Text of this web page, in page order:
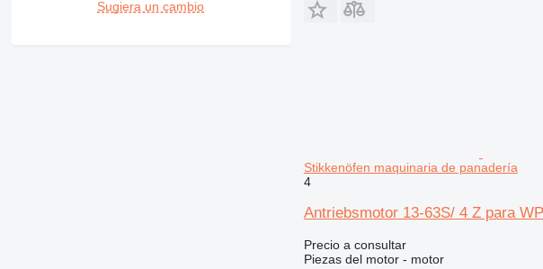
Sugiera un cambio
Stikkenöfen maquinaria de panadería
4
Antriebsmotor 13-63S/ 4 Z para
Precio a consultar
Piezas del motor - motor